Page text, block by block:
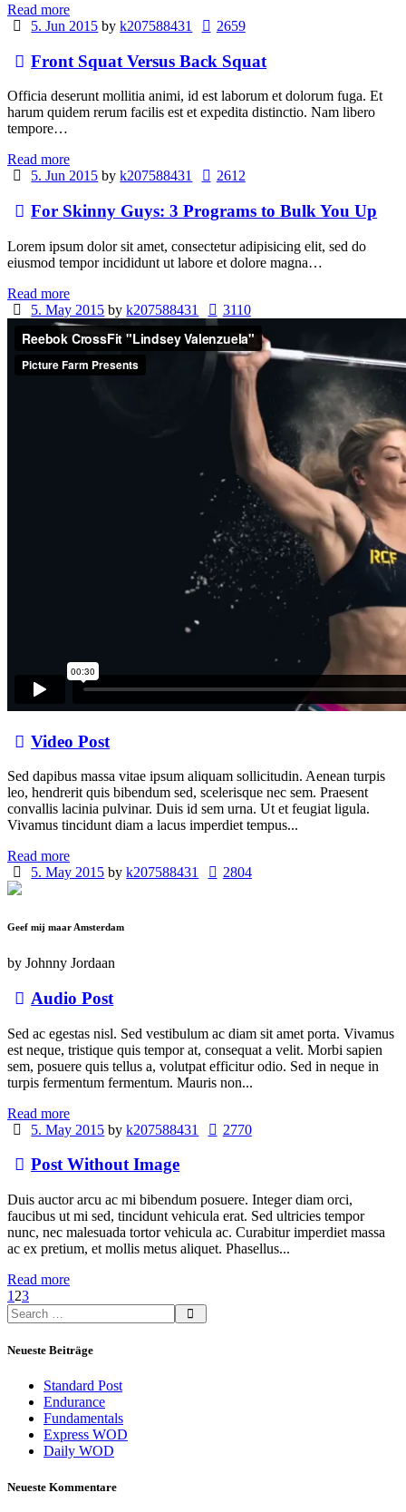
Read more
5. Jun 2015 byk207588431 2659
Front Squat Versus Back Squat
Officia deserunt mollitia animi, id est laborum et dolorum fuga. Et
harum quidem rerum facilis est et expedita distinctio. Nam libero
tempore…
Read more
5. Jun 2015 byk207588431 2612
For Skinny Guys: 3 Programs to Bulk You Up
Lorem ipsum dolor sit amet, consectetur adipisicing elit, sed do
eiusmod tempor incididunt ut labore et dolore magna…
Read more
5. May 2015 byk207588431 3110
Video Post
Sed dapibus massa vitae ipsum aliquam sollicitudin. Aenean turpis
leo, hendrerit quis bibendum sed, scelerisque nec sem. Praesent
convallis lacinia pulvinar. Duis id sem urna. Ut et feugiat ligula.
Vivamus tincidunt diam a lacus imperdiet tempus...
Read more
5. May 2015 byk207588431 2804
Geef mij maar Amsterdam
by Johnny Jordaan
Audio Post
Sed ac egestas nisl. Sed vestibulum ac diam sit amet porta. Vivamus
est neque, tristique quis tempor at, consequat a velit. Morbi sapien
sem, posuere quis tellus a, volutpat efficitur odio. Sed in neque in
turpis fermentum fermentum. Mauris non...
Read more
5. May 2015 byk207588431 2770
Post Without Image
Duis auctor arcu ac mi bibendum posuere. Integer diam orci,
faucibus ut mi sed, tincidunt vehicula erat. Sed ultricies tempor
nunc, nec malesuada tortor vehicula ac. Curabitur imperdiet massa
ac ex pretium, et mollis metus aliquet. Phasellus...
Read more
1 23
Neueste Beiträge
Standard Post
Endurance
Fundamentals
Express WOD
Daily WOD
Neueste Kommentare